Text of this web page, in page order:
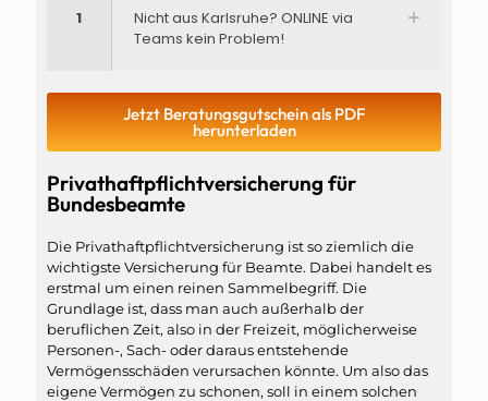
1
Nicht aus Karlsruhe? ONLINE via
Teams kein Problem!
Jetzt Beratungsgutschein als PDF
herunterladen
Privathaftpflichtversicherung für
Bundesbeamte
Die Privathaftpflichtversicherung ist so ziemlich die
wichtigste Versicherung für Beamte. Dabei handelt es
erstmal um einen reinen Sammelbegriff. Die
Grundlage ist, dass man auch außerhalb der
beruflichen Zeit, also in der Freizeit, möglicherweise
Personen-, Sach- oder daraus entstehende
Vermögensschäden verursachen könnte. Um also das
eigene Vermögen zu schonen, soll in einem solchen